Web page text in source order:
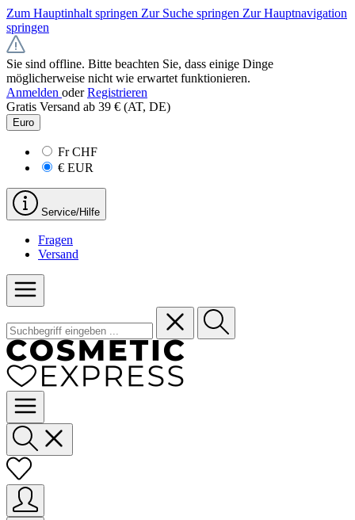
Zum Hauptinhalt springen Zur Suche springen Zur Hauptnavigation
springen
Sie sind offline. Bitte beachten Sie, dass einige Dinge
möglicherweise nicht wie erwartet funktionieren.
Anmelden oder Registrieren
Gratis Versand ab 39 € (AT, DE)
Euro
FrCHF
€ EUR
Service/Hilfe
Fragen
Versand